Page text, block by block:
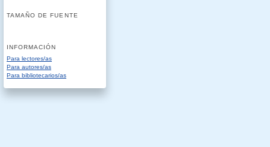
TAMAÑO DE FUENTE
INFORMACIÓN
Para lectores/as
Para autores/as
Para bibliotecarios/as